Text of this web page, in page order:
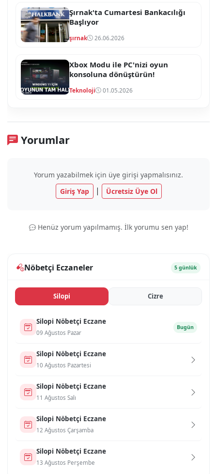
Şırnak'ta Cumartesi Bankacılığı
Başlıyor
şırnak 26.06.2026
Xbox Modu ile PC'nizi oyun
konsoluna dönüştürün!
Teknoloji 01.05.2026
Yorumlar
Yorum yazabilmek için üye girişi yapmalısınız.
Giriş Yap
| Ücretsiz Üye Ol
Henüz yorum yapılmamış. İlk yorumu sen yap!
Nöbetçi Eczaneler 5 günlük
Si̇lopi̇ Ci̇zre
Si̇lopi̇ Nöbetçi Eczane
09 Ağustos Pazar
Bugün
Si̇lopi̇ Nöbetçi Eczane
10 Ağustos Pazartesi
Si̇lopi̇ Nöbetçi Eczane
11 Ağustos Salı
Si̇lopi̇ Nöbetçi Eczane
12 Ağustos Çarşamba
Si̇lopi̇ Nöbetçi Eczane
13 Ağustos Perşembe